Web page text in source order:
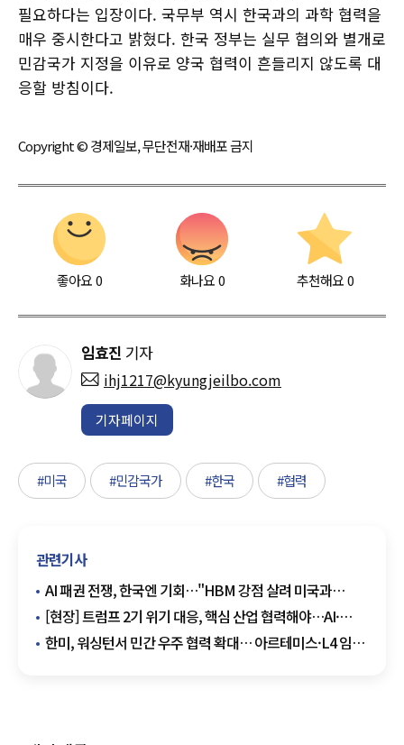
필요하다는 입장이다. 국무부 역시 한국과의 과학 협력을
매우 중시한다고 밝혔다. 한국 정부는 실무 협의와 별개로
민감국가 지정을 이유로 양국 협력이 흔들리지 않도록 대
응할 방침이다.
Copyright © 경제일보, 무단전재·재배포 금지
좋아요0 화나요0 추천해요 0
임효진 기자
ihj1217@kyungjeilbo.com
기자페이지
#미국 #민감국가 #한국 #협력
관련기사
AI 패권 전쟁, 한국엔 기회…"HBM 강점 살려 미국과
공조해야"
[현장] 트럼프 2기 위기 대응, 핵심 산업 협력해야…AI·
첨단반도체·방산·조선·에너지가 핵심
한미, 워싱턴서 민간 우주 협력 확대… 아르테미스·L4 임무